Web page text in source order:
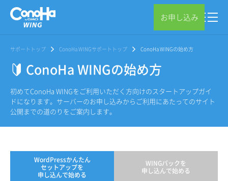
お申し込み
サポートトップ ConoHa WINGサポートトップ ConoHa WINGの始め方
ConoHa WINGの始め方
初めてConoHa WINGをご利用いただく方向けのスタートアップガイ
ドになります。サーバーのお申し込みからご利用にあたってのサイト
公開までの道のりをご案内します。
WordPressかんたん
セットアップを
申し込んで始める
WINGパックを
申し込んで始める